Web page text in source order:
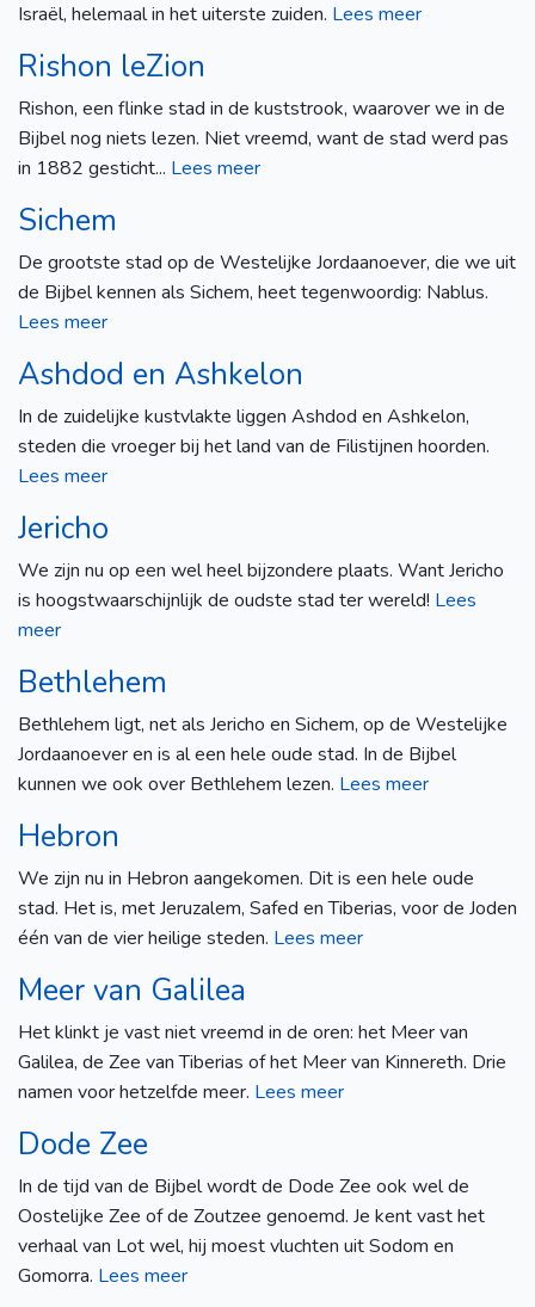
Israël, helemaal in het uiterste zuiden. Lees meer
Rishon leZion
Rishon, een flinke stad in de kuststrook, waarover we in de
Bijbel nog niets lezen. Niet vreemd, want de stad werd pas
in 1882 gesticht... Lees meer
Sichem
De grootste stad op de Westelijke Jordaanoever, die we uit
de Bijbel kennen als Sichem, heet tegenwoordig: Nablus.
Lees meer
Ashdod en Ashkelon
In de zuidelijke kustvlakte liggen Ashdod en Ashkelon,
steden die vroeger bij het land van de Filistijnen hoorden.
Lees meer
Jericho
We zijn nu op een wel heel bijzondere plaats. Want Jericho
is hoogstwaarschijnlijk de oudste stad ter wereld! Lees
meer
Bethlehem
Bethlehem ligt, net als Jericho en Sichem, op de Westelijke
Jordaanoever en is al een hele oude stad. In de Bijbel
kunnen we ook over Bethlehem lezen. Lees meer
Hebron
We zijn nu in Hebron aangekomen. Dit is een hele oude
stad. Het is, met Jeruzalem, Safed en Tiberias, voor de Joden
één van de vier heilige steden. Lees meer
Meer van Galilea
Het klinkt je vast niet vreemd in de oren: het Meer van
Galilea, de Zee van Tiberias of het Meer van Kinnereth. Drie
namen voor hetzelfde meer. Lees meer
Dode Zee
In de tijd van de Bijbel wordt de Dode Zee ook wel de
Oostelijke Zee of de Zoutzee genoemd. Je kent vast het
verhaal van Lot wel, hij moest vluchten uit Sodom en
Gomorra. Lees meer